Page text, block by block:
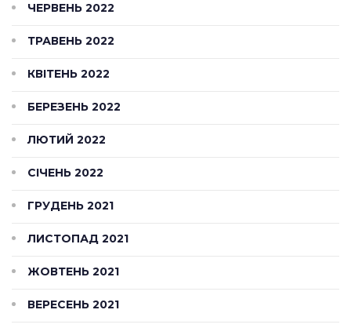
ЧЕРВЕНЬ 2022
ТРАВЕНЬ 2022
КВІТЕНЬ 2022
БЕРЕЗЕНЬ 2022
ЛЮТИЙ 2022
СІЧЕНЬ 2022
ГРУДЕНЬ 2021
ЛИСТОПАД 2021
ЖОВТЕНЬ 2021
ВЕРЕСЕНЬ 2021